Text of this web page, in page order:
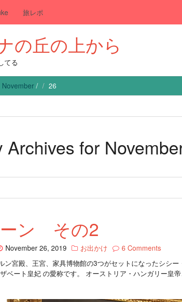
旅レポ
の丘の上から
てる
November / 26
Archives for
ン その2
November 26, 2019 お出かけ
6 Comments
ン宮殿、王宮、家具博物館の3つがセットになったシシ
ベート皇妃 の愛称です。 オーストリア・ハンガリー皇